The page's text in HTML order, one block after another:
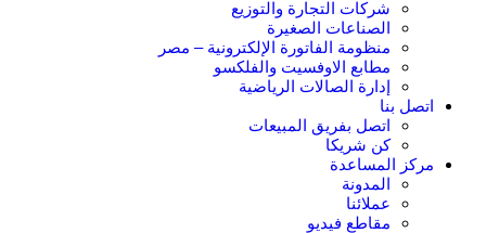
شركات التجارة والتوزيع
الصناعات الصغيرة
منظومة الفاتورة الإلكترونية – مصر
مطابع الاوفسيت والفلكسو
إدارة الصالات الرياضية
اتصل بنا
اتصل بفريق المبيعات
كن شريكا
مركز المساعدة
المدونة
عملائنا
مقاطع فيديو